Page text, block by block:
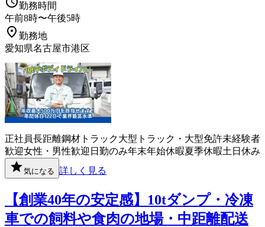
勤務時間
午前8時〜午後5時
勤務地
愛知県名古屋市港区
正社員長距離鋼材 トラック大型トラック・大型免許未経験者
歓迎女性・男性歓迎 日勤のみ年末年始休暇夏季休暇土日休み
気になる 詳しく見る
【創業40年の安定感】10tダンプ・冷凍
車での飼料や食肉の地場・中距離配送